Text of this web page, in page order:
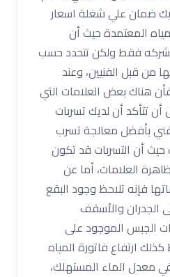
ضمان علي شغلة اسعار
المعتمدة حيث أن
فقط ولكن تتحدد حسب
من قبل الفنيين، وعند
هناك بعض العلامات التي
تتأكد أن لديك تسربات
بأفضل معالجة تسرب
أن التسربات قد تكون
العلامات، أما عن
فإنه تلاحظ وجود البقع
الجدران والأسقف
الجبس الموجود على
ارتفاع فاتورة المياه
معدل الماء المستهلك،